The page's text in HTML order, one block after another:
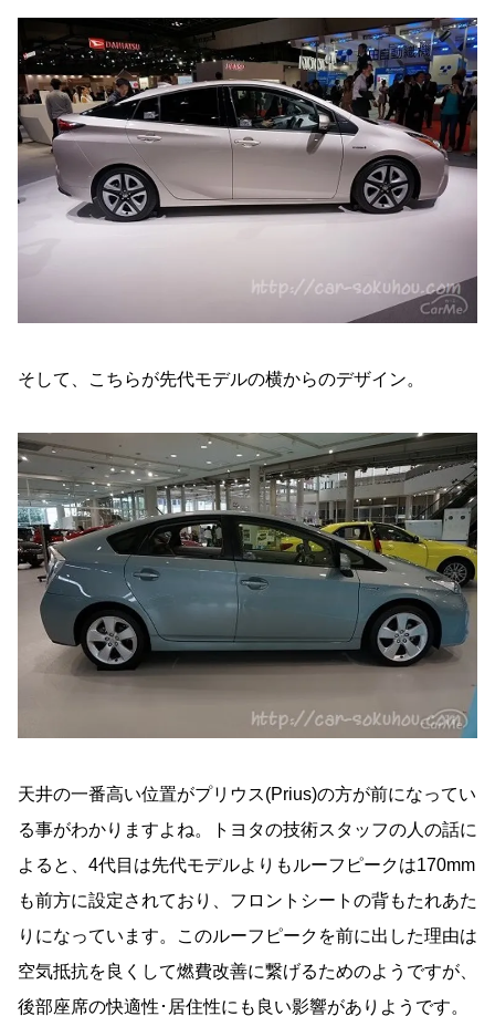
そして、こちらが先代モデルの横からのデザイン。
天井の一番高い位置がプリウス(Prius)の方が前になってい
る事がわかりますよね。トヨタの技術スタッフの人の話に
よると、4代目は先代モデルよりもルーフピークは170mm
も前方に設定されており、フロントシートの背もたれあた
りになっています。このルーフピークを前に出した理由は
空気抵抗を良くして燃費改善に繋げるためのようですが、
後部座席の快適性･居住性にも良い影響がありようです。